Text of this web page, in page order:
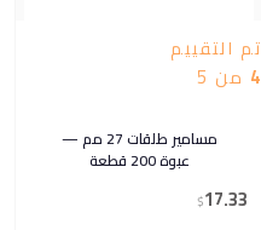
تم التقييم
4 من 5
مسامير طلقات 27 مم —
عبوة 200 قطعة
$17.33